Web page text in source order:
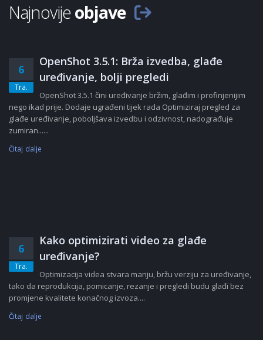
Najnovijeobjave
6
Tra.
OpenShot 3.5.1: Brža izvedba, glađe
uređivanje, bolji pregledi
OpenShot 3.5.1 čini uređivanje bržim, glađim i profinjenijim
nego ikad prije. Dodaje ugrađeni tijek rada Optimiziraj pregled za
glađe uređivanje, poboljšava izvedbu i odzivnost, nadograđuje
zumiran......
Čitaj dalje
6
Tra.
Kako optimizirati video za glađe
uređivanje?
Optimizacija videa stvara manju, bržu verziju za uređivanje,
tako da reprodukcija, pomicanje, rezanje i pregledi budu glađi bez
promjene kvalitete konačnog izvoza....
Čitaj dalje